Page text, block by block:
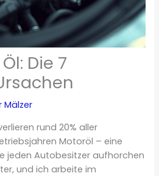
Die 7
Mälzer
rund 20% aller
Motoröl – eine
jeden Autobesitzer aufhorchen
und ich arbeite im